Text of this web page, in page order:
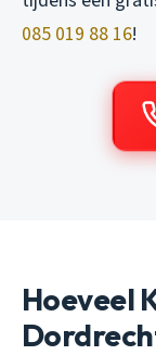
085 019 88 16!
Hoeveel